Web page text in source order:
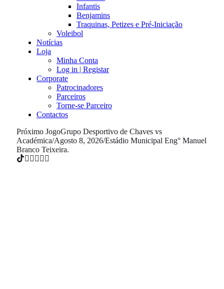
Infantis
Benjamins
Traquinas, Petizes e Pré-Iniciação
Voleibol
Notícias
Loja
Minha Conta
Log in | Registar
Corporate
Patrocinadores
Parceiros
Torne-se Parceiro
Contactos
Próximo JogoGrupo Desportivo de Chaves vs
Académica/Agosto 8, 2026/Estádio Municipal Eng° Manuel
Branco Teixeira.